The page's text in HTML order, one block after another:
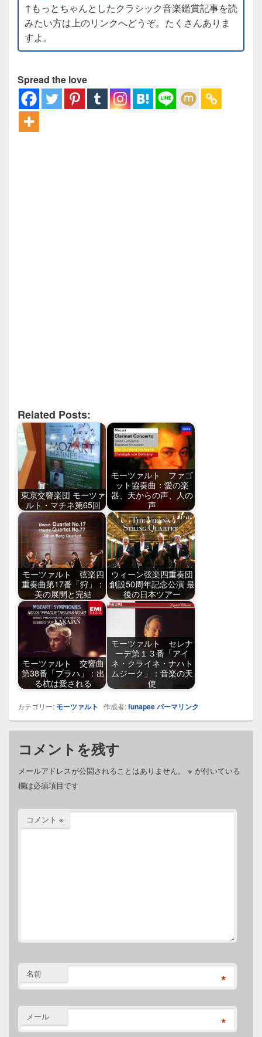
↑もっとちゃんとしたクラシック音楽鑑賞記事を読
みたい方は上のリンクへどうぞ。たくさんありま
すよ。
Spread the love
Related Posts:
東京交響楽団 モーツァ
ルト・マチネ第65回
モーツァルト ファゴ
ット協奏曲：愛の楽
器、天からの声、人の
声
モーツァルト 弦楽四
重奏曲第17番「狩」：
美の展開と完結
ウィーン弦楽四重奏団
創設50周年記念公演 最
後の日本ツアー
モーツァルト 交響曲
第38番「プラハ」：出
る杭は愛される
モーツァルト セレナ
ーデ第１３番「アイ
ネ・クライネ・ナハト
ムジーク」：音楽の天
使
カテゴリー: モーツァルト 作成者:funapeeパーマリンク
コメントを残す
メールアドレスが公開されることはありません。 ※ が付いている
欄は必須項目です
コメント ※
名前 *
メール *